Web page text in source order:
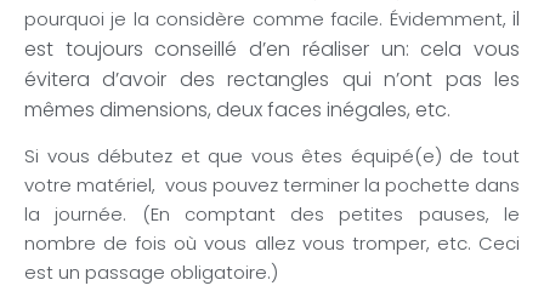
pourquoi je la considère comme facile. Évidemment, il
est toujours conseillé d’en réaliser un: cela vous
évitera d’avoir des rectangles qui n’ont pas les
mêmes dimensions, deux faces inégales, etc.
Si vous débutez et que vous êtes équipé(e) de tout
votre matériel, vous pouvez terminer la pochette dans
la journée. (En comptant des petites pauses, le
nombre de fois où vous allez vous tromper, etc. Ceci
est un passage obligatoire.)